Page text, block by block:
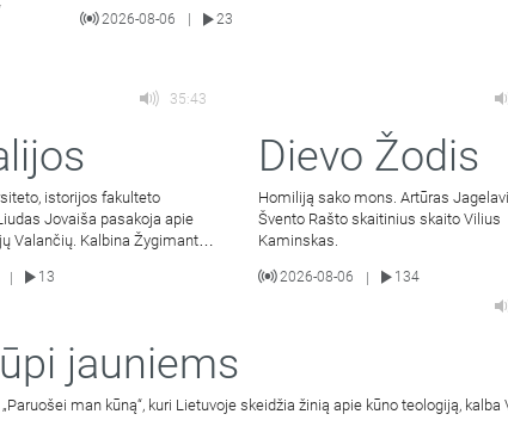
2026-08-06 23
35:43
istorijos fakulteto
Jovaiša pasakoja apie
Valančių. Kalbina Žygimantas
| 13
Dievo Žodis
Homiliją sako mons. Artūras
Švento Rašto skaitinius skaito Vilius
Kaminskas.
2026-08-06 |
134
jauniems
man kūną“, kuri Lietuvoje skeidžia žinią apie kūno teologiją, kalba